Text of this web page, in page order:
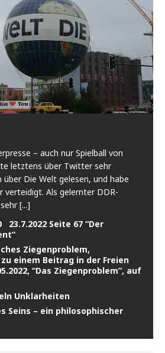
– auch nur Spielball von
letztens über Twitter sehr
Die Welt gelesen, und habe
verteidigt. Als gelernter DDR-
[...]
23.7.2022 Seite 67 “Der
Ziegenproblem,
einem Beitrag in der Freien
“Das Ziegenproblem”, auf
Unklarheiten
Seins – ein philosophischer